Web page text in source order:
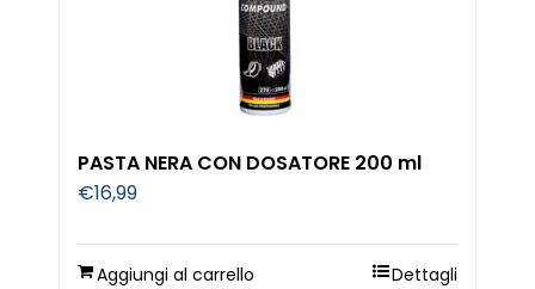
PASTA NERA CON DOSATORE 200 ml
€16,99
Aggiungi al carrello Dettagli